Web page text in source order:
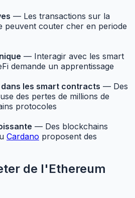
— Les transactions sur la
peuvent couter cher en periode
— Interagir avec les smart
demande un apprentissage
dans les smart contracts — Des
des pertes de millions de
protocoles
— Des blockchains
Cardano proposent des
de l'Ethereum